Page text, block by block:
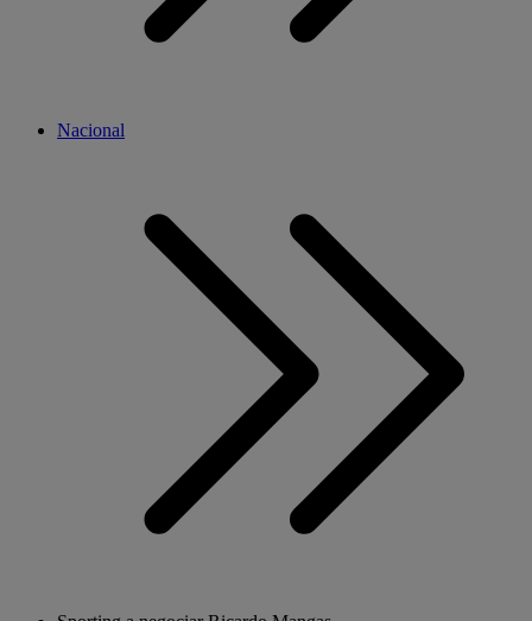
Nacional